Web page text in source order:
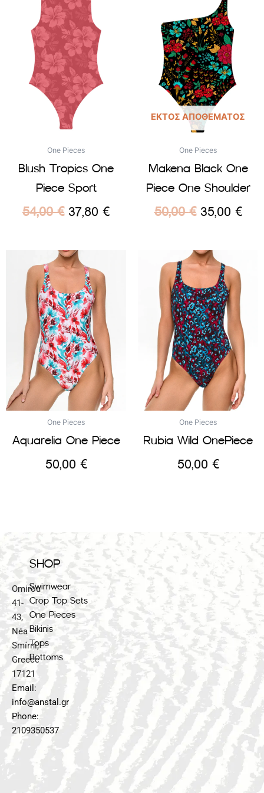
One Pieces
Blush Tropics One
Piece Sport
54,00€ 37,80 €
ΕΚΤΌΣ ΑΠΟΘΈΜΑΤΟΣ
One Pieces
Makena Black One
Piece One Shoulder
50,00€ 35,00 €
One Pieces
Aquarelia One Piece
50,00 €
One Pieces
Rubia Wild OnePiece
50,00 €
Omirou
41-
43,
Néa
Smírni,
Greece
17121
Email:
info@anstal.gr
Phone:
2109350537
SHOP
Swimwear
Crop Top Sets
One Pieces
Bikinis
Tops
Bottoms